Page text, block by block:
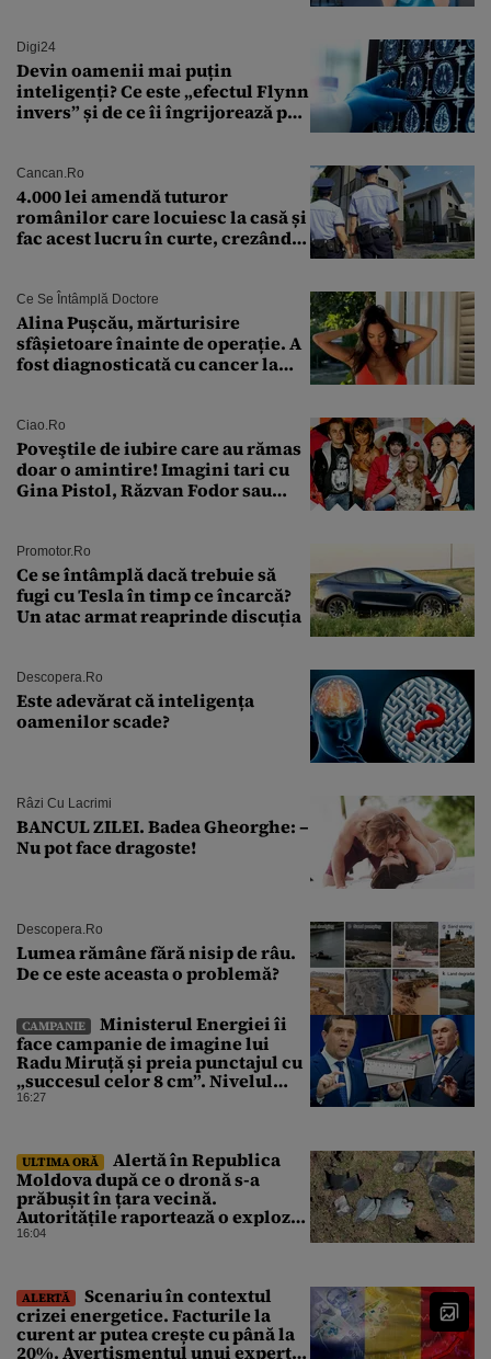
Digi24
Devin oamenii mai puțin
inteligenți? Ce este „efectul Flynn
invers” și de ce îi îngrijorează pe
Cancan.ro
4.000 lei amendă tuturor
românilor care locuiesc la casă și
fac acest lucru în curte, crezând
Ce Se Întâmplă Doctore
Alina Pușcău, mărturisire
sfâșietoare înainte de operație. A
fost diagnosticată cu cancer la
îmi salvez viața”
Ciao.ro
Poveştile de iubire care au rămas
doar o amintire! Imagini tari cu
Gina Pistol, Răzvan Fodor sau
Promotor.ro
Ce se întâmplă dacă trebuie să
fugi cu Tesla în timp ce încarcă?
Un atac armat reaprinde discuția
Descopera.ro
Este adevărat că inteligența
oamenilor scade?
Râzi Cu Lacrimi
BANCUL ZILEI. Badea Gheorghe: –
Nu pot face dragoste!
Descopera.ro
Lumea rămâne fără nisip de râu.
De ce este aceasta o problemă?
CAMPANIE
Ministerul Energiei îi
face campanie de imagine lui
Radu Miruță și preia punctajul cu
„succesul celor 8 cm”. Nivelul
Dunării a crescut cu 4 cm
16:27
ULTIMA ORĂ
Alertă în Republica
Moldova după ce o dronă s-a
prăbușit în țara vecină.
Autoritățile raportează o explozie
urmată de incendiu
16:04
ALERTĂ
Scenariu în contextul
crizei energetice. Facturile la
curent ar putea crește cu până la
20%. Avertismentul unui expert